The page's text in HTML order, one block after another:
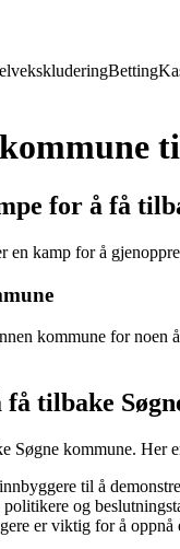
Betting
for å få
kamp for å
kommune for
tilbake
Søgne kommune. Her
til å
og
er viktig for å oppnå